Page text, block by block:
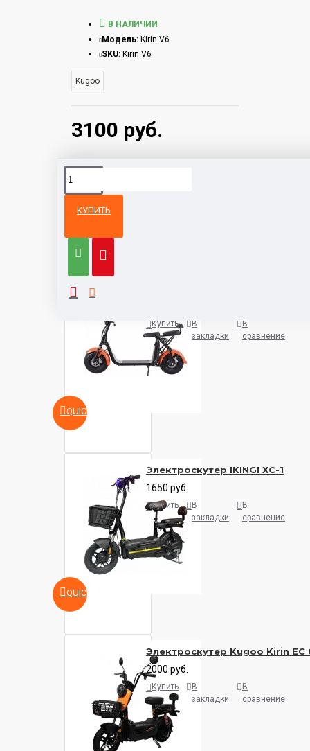
3100 руб.
В НАЛИЧИИ
Модель: Kirin V6
SKU: Kirin V6
Kugoo
КУПИТЬ
категории
QUICKVIEW
Купить
В
закладки
В
сравнение
QUICKVIEW
Электроскутер IKINGI ХС-1
1650 руб.
Купить
В
закладки
В
сравнение
Электроскутер Kugoo Kirin EC
2000 руб.
Купить
В
закладки
В
сравнение